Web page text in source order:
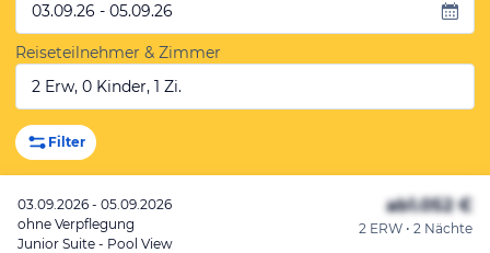
03.09.26 - 05.09.26
Reiseteilnehmer & Zimmer
2 Erw, 0 Kinder, 1 Zi.
Filter
03.09.2026 - 05.09.2026
ohne Verpflegung
Junior Suite - Pool View
ab1.052 €
2 ERW • 2 Nächte